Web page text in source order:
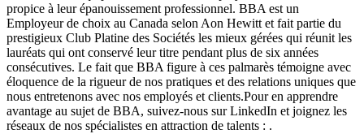
propice à leur épanouissement professionnel. BBA est un
Employeur de choix au Canada selon Aon Hewitt et fait partie du
prestigieux Club Platine des Sociétés les mieux gérées qui réunit les
lauréats qui ont conservé leur titre pendant plus de six années
consécutives. Le fait que BBA figure à ces palmarès témoigne avec
éloquence de la rigueur de nos pratiques et des relations uniques que
nous entretenons avec nos employés et clients.Pour en apprendre
avantage au sujet de BBA, suivez-nous sur LinkedIn et joignez les
réseaux de nos spécialistes en attraction de talents : .